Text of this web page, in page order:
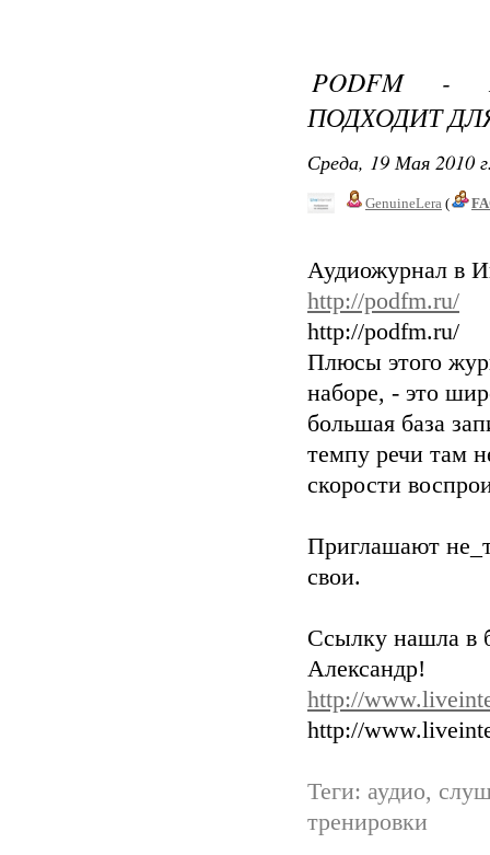
PODFM -
ПОДХОДИТ
Среда, 19 Мая 2010
GenuineLera (
Аудиожурнал в
http://podfm.ru/
http://podfm.ru/
Плюсы этого
наборе, - это
большая база
темпу речи там
скорости
Приглашают
свои.
Ссылку нашла в
Александр!
http://
http://
Теги: аудио,
тренировки